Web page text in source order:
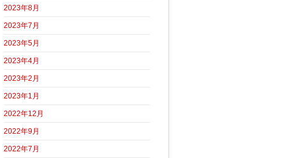
2023年8月
2023年7月
2023年5月
2023年4月
2023年2月
2023年1月
2022年12月
2022年9月
2022年7月